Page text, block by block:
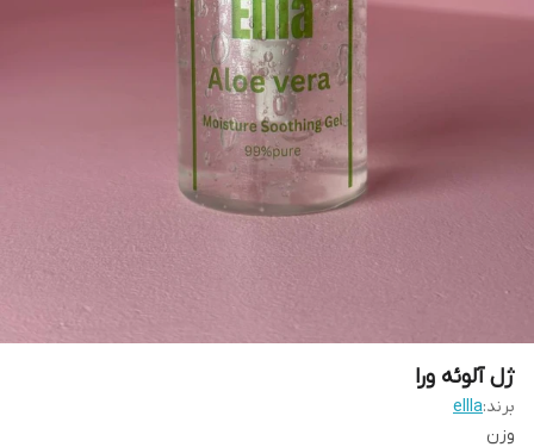
ژل آلوئه ورا
برند:ellla
وزن